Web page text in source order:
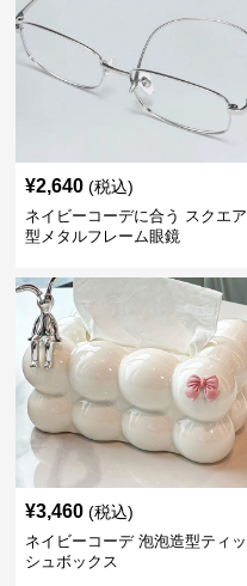
¥2,640 (税込)
ネイビーコーデに合う スクエア
型メタルフレーム眼鏡
¥3,460 (税込)
ネイビーコーデ 泡泡造型ティッ
シュボックス